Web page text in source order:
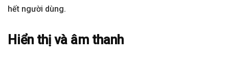
hết người dùng.
Hiển thị và âm thanh